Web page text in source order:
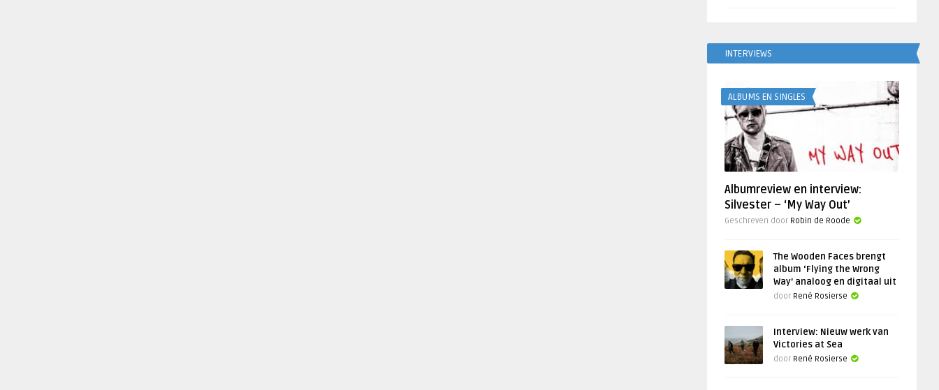
INTERVIEWS
ALBUMS EN SINGLES
Albumreview en interview:
Silvester – ‘My Way Out’
Geschreven door Robin de Roode
The Wooden Faces brengt
album ‘Flying the Wrong
Way’ analoog en digitaal uit
door René Rosierse
Interview: Nieuw werk van
Victories at Sea
door René Rosierse